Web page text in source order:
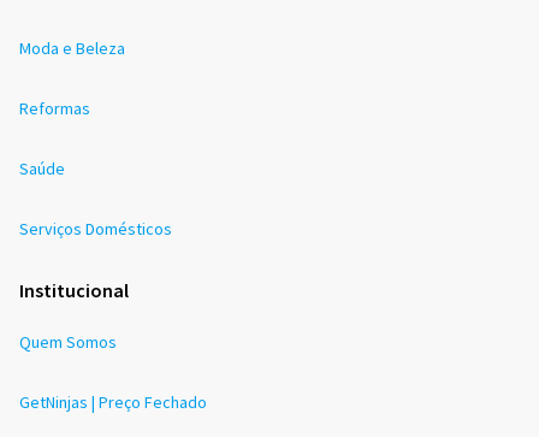
Moda e Beleza
Reformas
Saúde
Serviços Domésticos
Institucional
Quem Somos
GetNinjas | Preço Fechado